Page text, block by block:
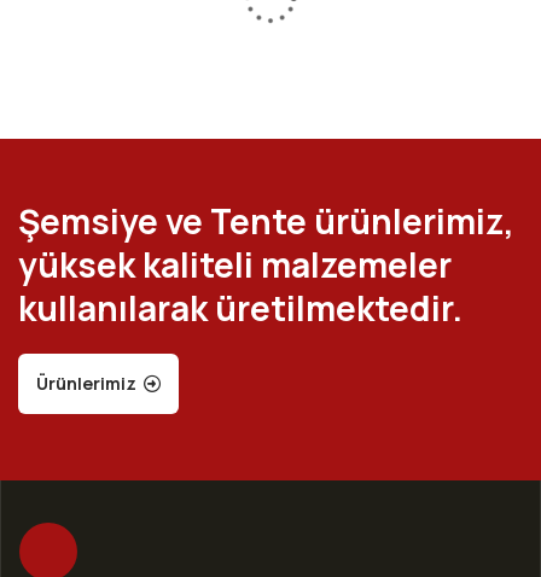
Şemsiye ve Tente ürünlerimiz,
yüksek kaliteli malzemeler
kullanılarak üretilmektedir.
Ürünlerimiz